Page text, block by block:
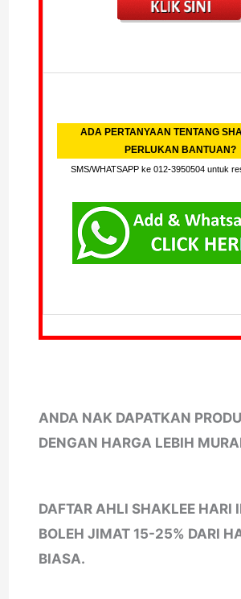
ADA PERTANYAAN TENTANG
PERLUKAN BANTUAN?
SMS/WHATSAPP ke 012-3950504 untuk
ANDA NAK DAPATKAN
DENGAN HARGA LEBIH
DAFTAR AHLI SHAKLEE HARI
BOLEH JIMAT 15-25% DARI
BIASA.